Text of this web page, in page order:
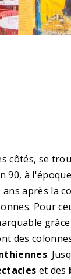
côtés, se
90, à
après la
Pour
des
.
et des